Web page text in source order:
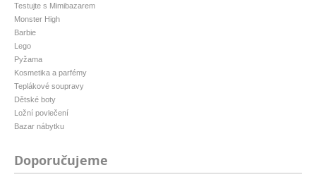
Testujte s Mimibazarem
Monster High
Barbie
Lego
Pyžama
Kosmetika a parfémy
Teplákové soupravy
Dětské boty
Ložní povlečení
Bazar nábytku
Doporučujeme